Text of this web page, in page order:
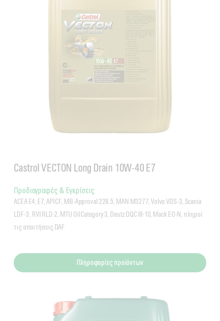
Castrol VECTON Long Drain 10W-40 E7
Προδιαγραφές & Εγκρίσεις
ACEA E4, E7, API CF, MB-Approval 228.5, MAN M3277, Volvo VDS-3, Scania
LDF-3 , RVI RLD-2, MTU Oil Category 3, Deutz DQC III-10, Mack EO-N, πληροί
τις απαιτήσεις DAF
Πληροφορίες προϊόντων